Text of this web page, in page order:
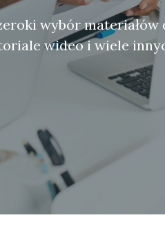
wybór
wideo i wiele